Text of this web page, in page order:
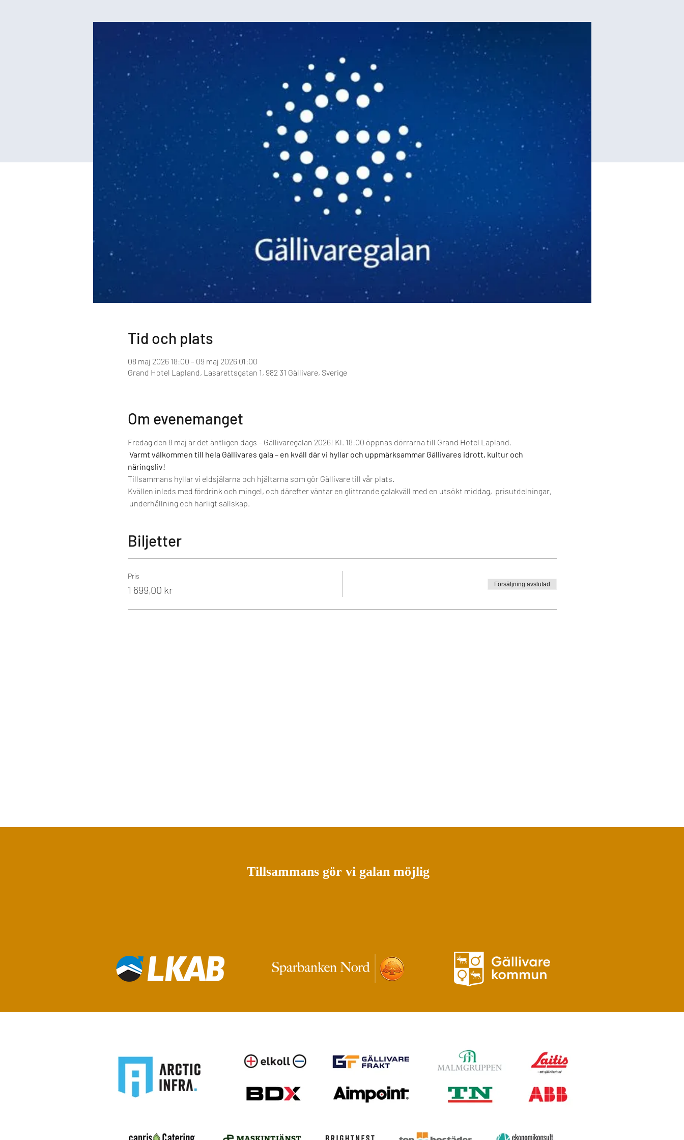
Tid och plats
08 maj 2026 18:00 – 09 maj 2026 01:00
Grand Hotel Lapland, Lasarettsgatan 1, 982 31 Gällivare, Sverige
Om evenemanget
Fredag den 8 maj är det äntligen dags – Gällivaregalan 2026! Kl. 18:00 öppnas dörrarna till Grand Hotel Lapland.
Varmt välkommen till hela Gällivares gala – en kväll där vi hyllar och uppmärksammar Gällivares idrott, kultur och
näringsliv!
Tillsammans hyllar vi eldsjälarna och hjältarna som gör Gällivare till vår plats.
Kvällen inleds med fördrink och mingel, och därefter väntar en glittrande galakväll med en utsökt middag,  prisutdelningar,
underhållning och härligt sällskap.
Biljetter
Pris
1 699,00 kr Försäljning avslutad
Tillsammans gör vi galan möjlig